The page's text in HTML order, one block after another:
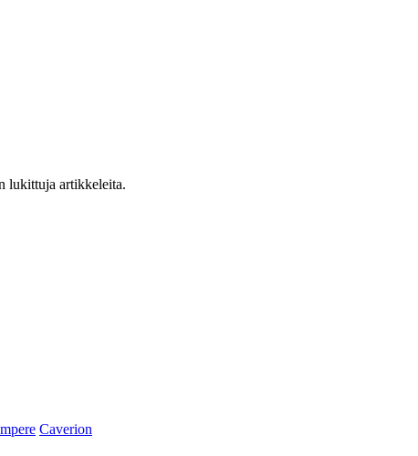
lukittuja artikkeleita.
Caverion